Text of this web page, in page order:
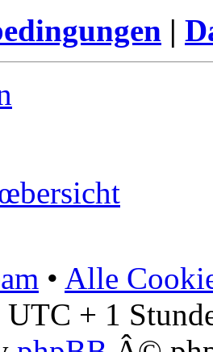
|
• Alle
+ 1